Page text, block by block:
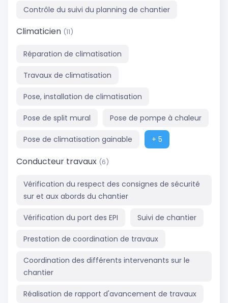
Contrôle du suivi du planning de chantier
Climaticien (11)
Réparation de climatisation
Travaux de climatisation
Pose, installation de climatisation
Pose de split mural Pose de pompe à chaleur
Pose de climatisation gainable + 5
Conducteur travaux (6)
Vérification du respect des consignes de sécurité
sur et aux abords du chantier
Vérification du port des EPI Suivi de chantier
Prestation de coordination de travaux
Coordination des différents intervenants sur le
chantier
Réalisation de rapport d'avancement de travaux